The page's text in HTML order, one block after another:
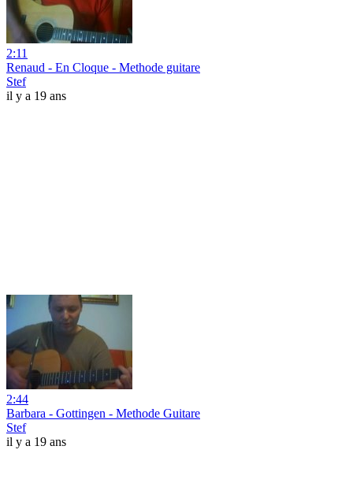
2:11
Renaud - En Cloque - Methode guitare
Stef
il y a 19 ans
2:44
Barbara - Gottingen - Methode Guitare
Stef
il y a 19 ans